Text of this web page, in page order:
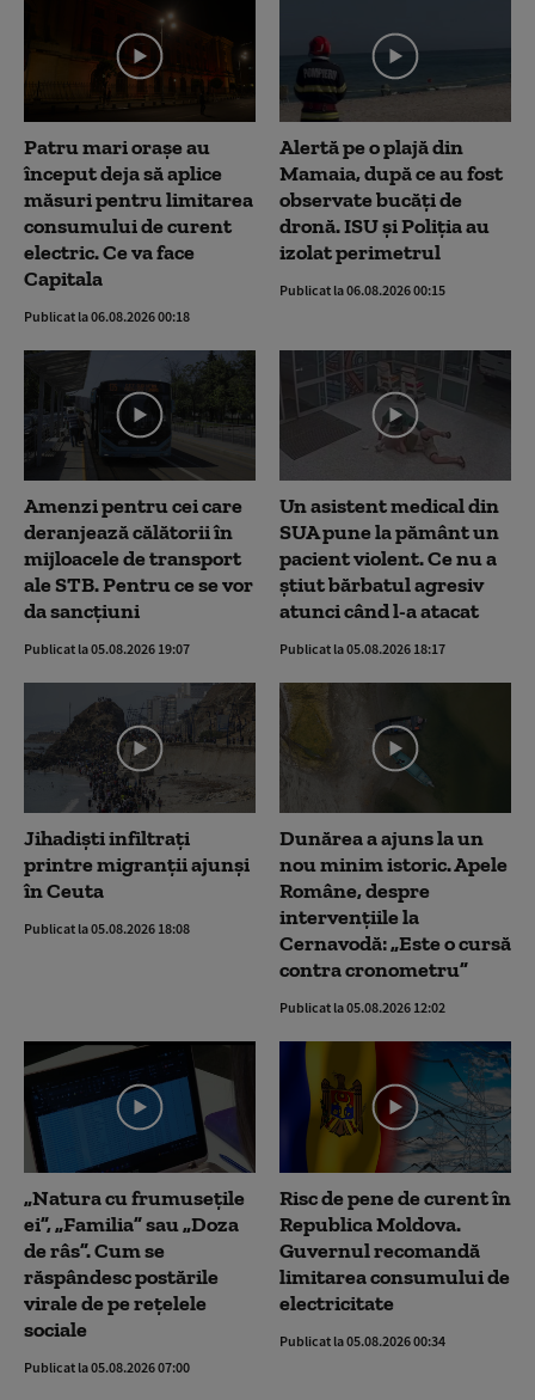
Patru mari orașe au
început deja să aplice
măsuri pentru limitarea
consumului de curent
electric. Ce va face
Capitala
Publicat la 06.08.2026 00:18
Alertă pe o plajă din
Mamaia, după ce au fost
observate bucăți de
dronă. ISU și Poliția au
izolat perimetrul
Publicat la 06.08.2026 00:15
Amenzi pentru cei care
deranjează călătorii în
mijloacele de transport
ale STB. Pentru ce se vor
da sancțiuni
Publicat la 05.08.2026 19:07
Un asistent medical din
SUA pune la pământ un
pacient violent. Ce nu a
știut bărbatul agresiv
atunci când l-a atacat
Publicat la 05.08.2026 18:17
Jihadiști infiltrați
printre migranții ajunși
în Ceuta
Publicat la 05.08.2026 18:08
Dunărea a ajuns la un
nou minim istoric. Apele
Române, despre
intervențiile la
Cernavodă: „Este o cursă
contra cronometru”
Publicat la 05.08.2026 12:02
„Natura cu frumusețile
ei”, „Familia” sau „Doza
de râs”. Cum se
răspândesc postările
virale de pe rețelele
sociale
Publicat la 05.08.2026 07:00
Risc de pene de curent în
Republica Moldova.
Guvernul recomandă
limitarea consumului de
electricitate
Publicat la 05.08.2026 00:34